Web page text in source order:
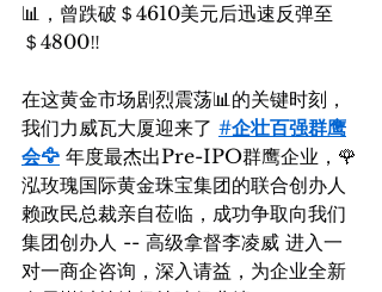
📊，曾跌破＄4610美元后迅速反弹至
＄4800‼️
在这黄金市场剧烈震荡📊的关键时刻，
我们力威瓦大厦迎来了 #企壮百强群鹰
会🦅 年度最杰出Pre-IPO群鹰企业，🌹
泓玫瑰国际黄金珠宝集团的联合创办人
赖政民总裁亲自莅临，成功争取向我们
集团创办人 -- 高级拿督李凌威 进入一
对一商企咨询，深入请益，为企业全新